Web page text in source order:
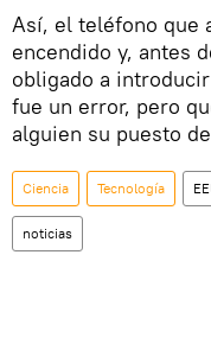
Así, el teléfono que
encendido y, antes
obligado a
fue un error, pero
alguien su puesto
Ciencia Tecnología
noticias